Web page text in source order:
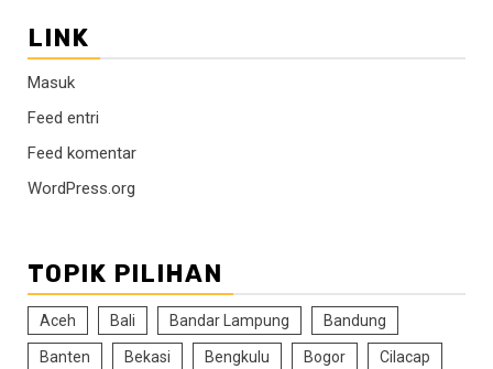
LINK
Masuk
Feed entri
Feed komentar
WordPress.org
TOPIK PILIHAN
Aceh Bali Bandar Lampung Bandung
Banten Bekasi Bengkulu Bogor Cilacap